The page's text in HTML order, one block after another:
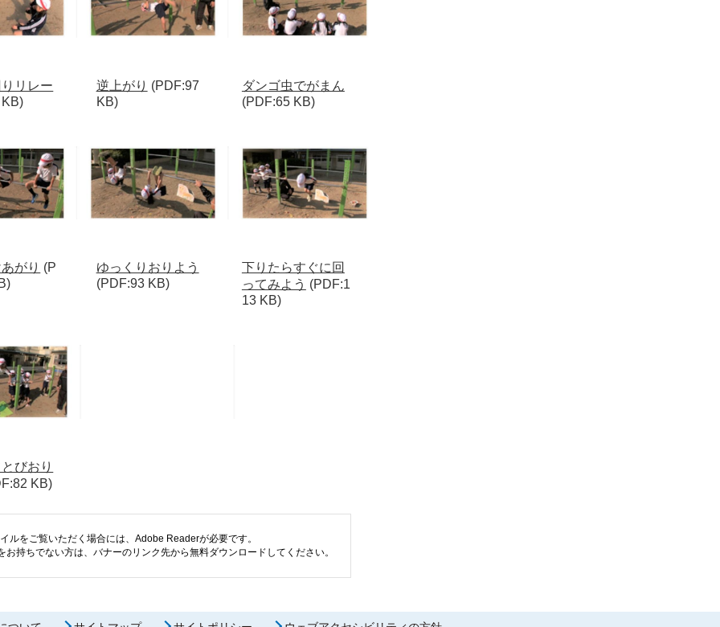
リレー
逆上がり (PDF:97
KB)
ダンゴ虫でがまん
(PDF:65 KB)
がり (P
ゆっくりおりよう
(PDF:93 KB)
下りたらすぐに回
ってみよう (PDF:1
13 KB)
びおり
KB)
ルをご覧いただく場合には、Adobe Readerが必要です。
お持ちでない方は、バナーのリンク先から無料ダウンロードしてください。